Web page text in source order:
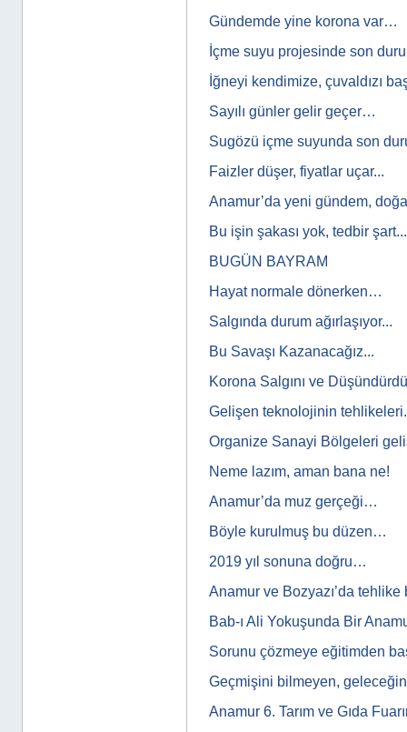
Gündemde yine korona var…
İçme suyu projesinde son
İğneyi kendimize, çuvaldızı
Sayılı günler gelir geçer…
Sugözü içme suyunda son
Faizler düşer, fiyatlar uçar...
Anamur’da yeni gündem,
Bu işin şakası yok, tedbir
BUGÜN BAYRAM
Hayat normale dönerken…
Salgında durum ağırlaşıyor...
Bu Savaşı Kazanacağız...
Korona Salgını ve
Gelişen teknolojinin
Organize Sanayi Bölgeleri
Neme lazım, aman bana ne!
Anamur’da muz gerçeği…
Böyle kurulmuş bu düzen…
2019 yıl sonuna doğru…
Anamur ve Bozyazı’da
Bab-ı Ali Yokuşunda Bir
Sorunu çözmeye eğitimden
Geçmişini bilmeyen,
Anamur 6. Tarım ve Gıda